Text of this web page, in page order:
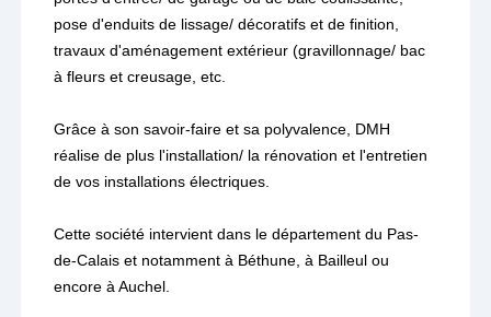
pose d'enduits de lissage/ décoratifs et de finition,
travaux d'aménagement extérieur (gravillonnage/ bac
à fleurs et creusage, etc.
Grâce à son savoir-faire et sa polyvalence, DMH
réalise de plus l'installation/ la rénovation et l'entretien
de vos installations électriques.
Cette société intervient dans le département du Pas-
de-Calais et notamment à Béthune, à Bailleul ou
encore à Auchel.